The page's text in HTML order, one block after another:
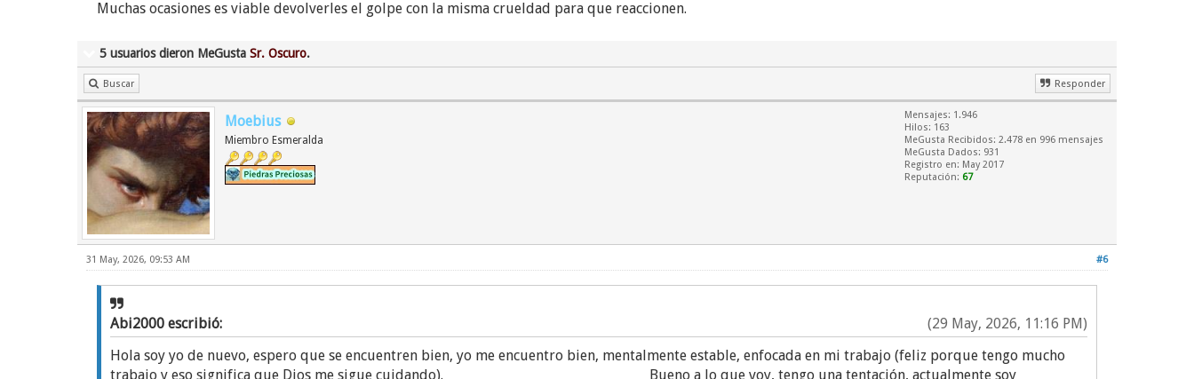
Muchas ocasiones es viable devolverles el golpe con la misma crueldad para que reaccionen.
5 usuarios dieron MeGusta Sr. Oscuro.
Buscar Responder
Moebius
Miembro Esmeralda
Mensajes: 1.946
Hilos: 163
MeGusta Recibidos: 2.478 en 996 mensajes
MeGusta Dados: 931
Registro en: May 2017
Reputación: 67
#6
31 May, 2026, 09:53 AM
(29 May, 2026, 11:16 PM)
Abi2000 escribió:
Hola soy yo de nuevo, espero que se encuentren bien, yo me encuentro bien, mentalmente estable, enfocada en mi trabajo (feliz porque tengo mucho
trabajo y eso significa que Dios me sigue cuidando). Bueno a lo que voy, tengo una tentación, actualmente soy